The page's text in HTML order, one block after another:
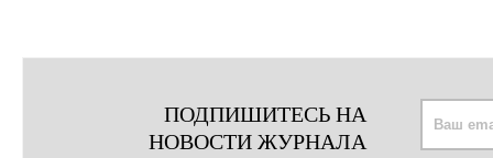
ПОДПИШИТЕСЬ НА
НОВОСТИ ЖУРНАЛА